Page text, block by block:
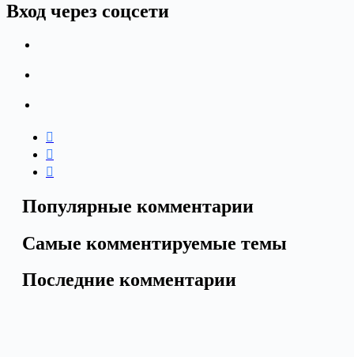
Вход через соцсети
Популярные комментарии
Самые комментируемые темы
Последние комментарии